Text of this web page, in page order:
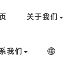
关于我们
我们